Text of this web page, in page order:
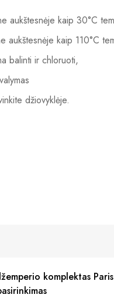
aukštesnėje kaip 30°C
aukštesnėje kaip 110°C
balinti ir chloruoti,
džiovyklėje.
komplektas Paris